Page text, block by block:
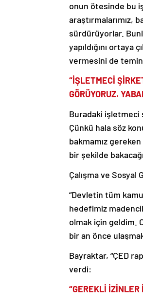
onun ötesinde bu
araştırmalarımız,
sürdürüyorlar.
yapıldığını ortaya
vermesini de
“İŞLETMECİ
GÖRÜYORUZ.
Buradaki
Çünkü hala söz
bakmamız
bir şekilde
Çalışma ve Sosyal
“Devletin tüm
hedefimiz
olmak için geldim.
bir an önce
Bayraktar, “ÇED
verdi:
“GEREKLİ İZİNLER